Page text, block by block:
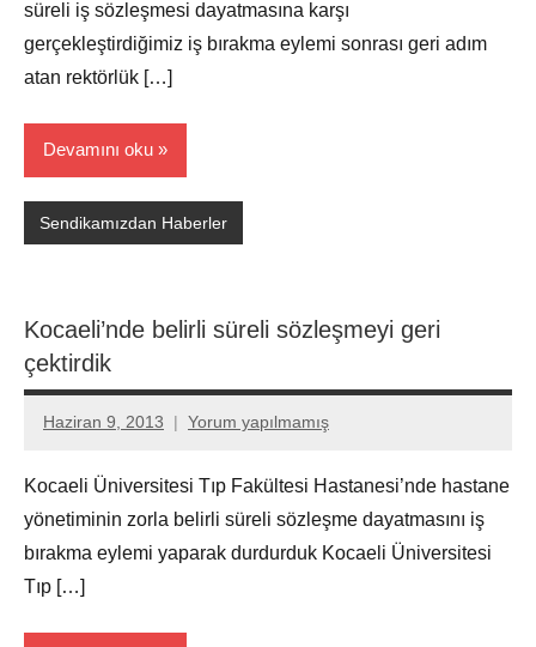
süreli iş sözleşmesi dayatmasına karşı
gerçekleştirdiğimiz iş bırakma eylemi sonrası geri adım
atan rektörlük […]
Devamını oku
Sendikamızdan Haberler
Kocaeli’nde belirli süreli sözleşmeyi geri
çektirdik
Haziran 9, 2013
Aksu
Yorum yapılmamış
Kocaeli Üniversitesi Tıp Fakültesi Hastanesi’nde hastane
yönetiminin zorla belirli süreli sözleşme dayatmasını iş
bırakma eylemi yaparak durdurduk Kocaeli Üniversitesi
Tıp […]